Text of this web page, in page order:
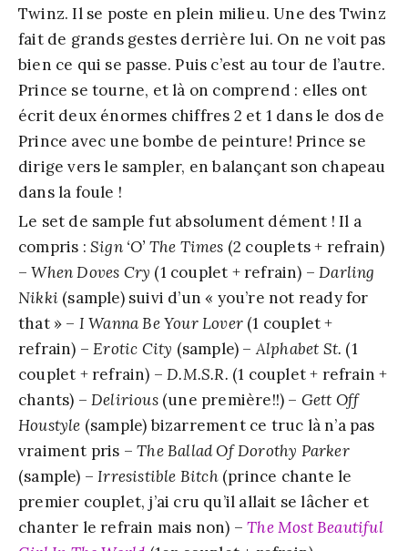
Twinz. Il se poste en plein milieu. Une des Twinz
fait de grands gestes derrière lui. On ne voit pas
bien ce qui se passe. Puis c’est au tour de l’autre.
Prince se tourne, et là on comprend : elles ont
écrit deux énormes chiffres 2 et 1 dans le dos de
Prince avec une bombe de peinture! Prince se
dirige vers le sampler, en balançant son chapeau
dans la foule !
Le set de sample fut absolument dément ! Il a
compris : Sign ‘O’ The Times (2 couplets + refrain)
–When Doves Cry (1 couplet + refrain) –Darling
Nikki (sample) suivi d’un « you’re not ready for
that » – I Wanna Be Your Lover (1 couplet +
refrain) –Erotic City (sample) –Alphabet St. (1
couplet + refrain) –D.M.S.R. (1 couplet + refrain +
chants) – Delirious(une première!!) – Gett Off
Houstyle (sample) bizarrement ce truc là n’a pas
vraiment pris –The Ballad Of Dorothy Parker
(sample) –Irresistible Bitch(prince chante le
premier couplet, j’ai cru qu’il allait se lâcher et
chanter le refrain mais non) –The Most Beautiful